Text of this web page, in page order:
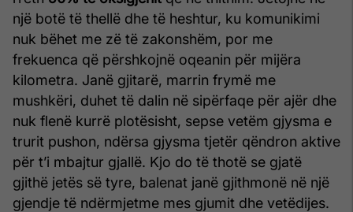
një botë të thellë dhe të heshtur, ku komunikimi
nuk bëhet me zë të zakonshëm, por me
frekuenca që përshkojnë oqeanin për mijëra
kilometra. Janë gjitarë, marrin frymë me
mushkëri, duhet të dalin në sipërfaqe për ajër dhe
nuk flenë kurrë plotësisht, sepse vetëm gjysma e
trurit pushon, ndërsa gjysma tjetër qëndron aktive
për t’i mbajtur gjallë. Kjo do të thotë se gjatë
gjithë jetës së tyre, balenat janë gjithmonë në një
gjendje të ndërmjetme mes gjumit dhe vetëdijes.